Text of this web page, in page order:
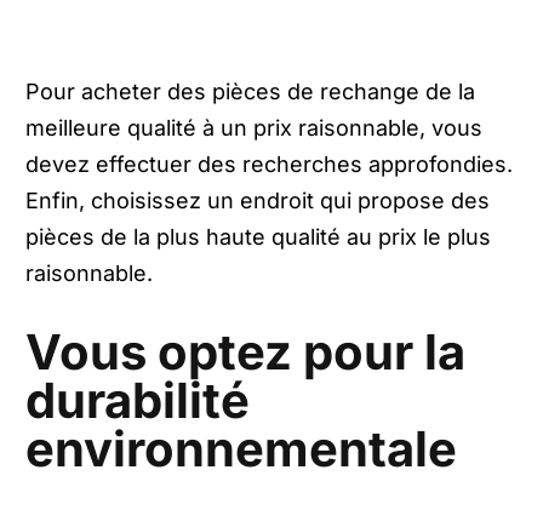
Pour acheter des pièces de rechange de la
meilleure qualité à un prix raisonnable, vous
devez effectuer des recherches approfondies.
Enfin, choisissez un endroit qui propose des
pièces de la plus haute qualité au prix le plus
raisonnable.
Vous optez pour la
durabilité
environnementale